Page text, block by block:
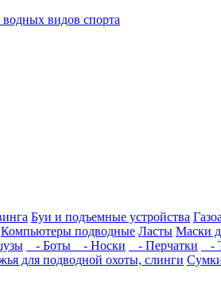
видов спорта
Буи и подъемные устройства
Компьютеры подводные Ласты Маски
- Боты - Носки - Перчатки -
для подводной охоты, слинги